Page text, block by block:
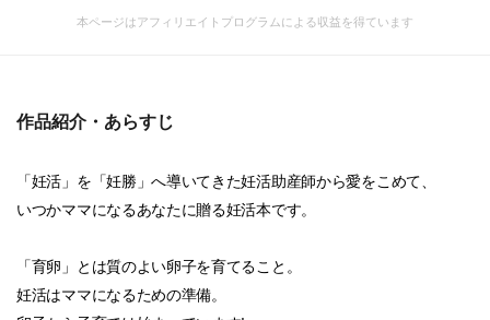
本ページはアフィリエイトプログラムによる収益を得ています
作品紹介・あらすじ
「妊活」を「妊勝」へ導いてきた妊活助産師から愛をこめて、
いつかママになるあなたに贈る妊活本です。
「育卵」とは質のよい卵子を育てること。
妊活はママになるための準備。